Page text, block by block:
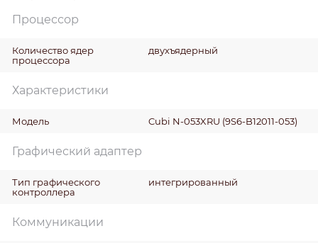
Процессор
Количество ядер
процессора
двухъядерный
Характеристики
Модель Cubi N-053XRU (9S6-B12011-053)
Графический адаптер
Тип графического
контроллера
интегрированный
Коммуникации